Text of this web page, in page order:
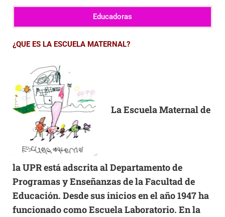
Educadoras
¿QUE ES LA ESCUELA MATERNAL?
La Escuela Maternal de
la UPR está adscrita al Departamento de
Programas y Enseñanzas de la Facultad de
Educación. Desde sus inicios en el año 1947 ha
funcionado comoEscuela Laboratorio. En la